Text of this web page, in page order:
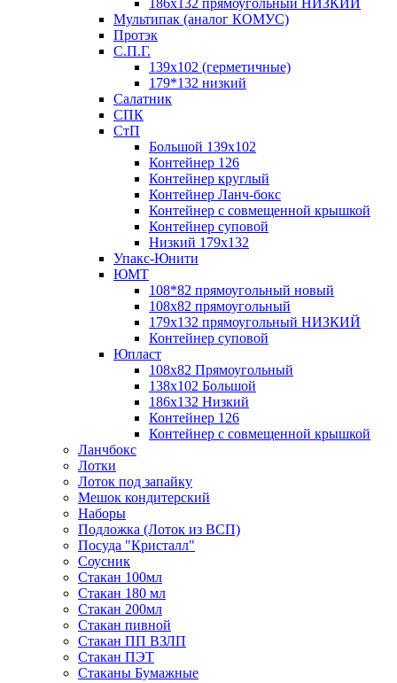
Мультипак (аналог КОМУС)
Протэк
С.П.Г.
139х102 (герметичные)
179*132 низкий
Салатник
СПК
СтП
Большой 139х102
Контейнер 126
Контейнер круглый
Контейнер Ланч-бокс
Контейнер с совмещенной крышкой
Контейнер суповой
Низкий 179х132
Упакс-Юнити
ЮМТ
108*82 прямоугольный новый
108х82 прямоугольный
179х132 прямоугольный НИЗКИЙ
Контейнер суповой
Юпласт
108х82 Прямоугольный
138х102 Большой
186х132 Низкий
Контейнер 126
Контейнер с совмещенной крышкой
Ланчбокс
Лотки
Лоток под запайку
Мешок кондитерский
Наборы
Подложка (Лоток из ВСП)
Посуда "Кристалл"
Соусник
Стакан 100мл
Стакан 180 мл
Стакан 200мл
Стакан пивной
Стакан ПП ВЗЛП
Стакан ПЭТ
Стаканы Бумажные